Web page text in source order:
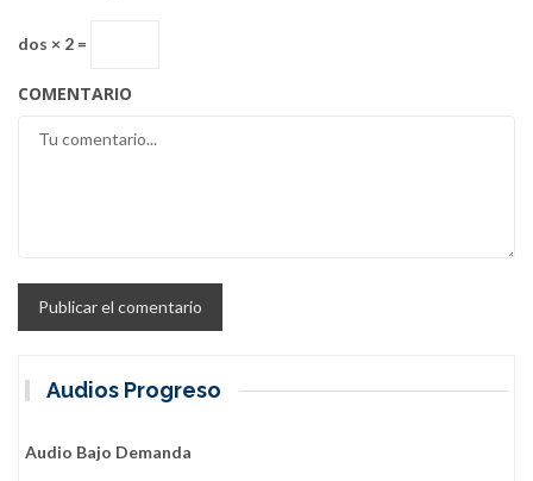
dos × 2 =
COMENTARIO
Audios Progreso
Audio Bajo Demanda